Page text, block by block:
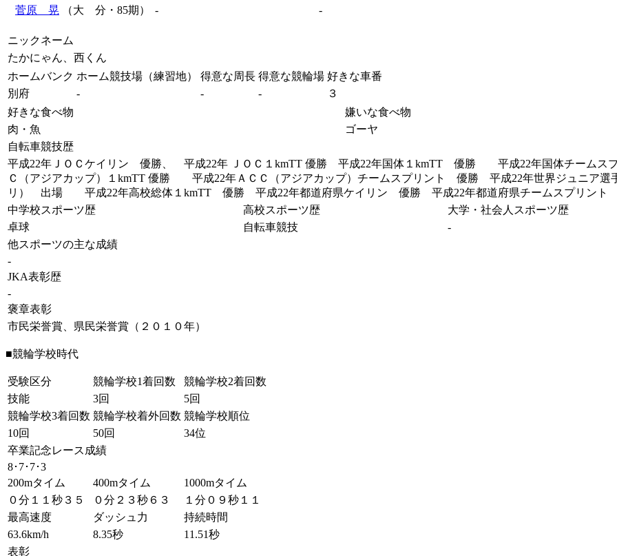
菅原 晃 （大 分・85期） - -
ニックネーム
たかにゃん、西くん
ホームバンク ホーム競技場（練習地） 得意な周長 得意な競輪場 好きな車番
別府
- - -
３
好きな食べ物
嫌いな食べ物
肉・魚
ゴーヤ
自転車競技歴
平成22年ＪＯＣケイリン 優勝、 平成22年 ＪＯＣ１kmTT 優勝 平成22年国体１kmTT 優勝 平成22年国体チームス
Ｃ（アジアカップ）１kmTT 優勝 平成22年ＡＣＣ（アジアカップ）チームスプリント 優勝 平成22年世界ジュニア選
リ） 出場 平成22年高校総体１kmTT 優勝 平成22年都道府県ケイリン 優勝 平成22年都道府県チームスプリント
中学校スポーツ歴
高校スポーツ歴
大学・社会人スポーツ歴
卓球
自転車競技
-
他スポーツの主な成績
-
JKA表彰歴
-
褒章表彰
市民栄誉賞、県民栄誉賞（２０１０年）
■競輪学校時代
受験区分 競輪学校1着回数
競輪学校2着回数
技能
3回
5回
競輪学校3着回数 競輪学校着外回数 競輪学校順位
10回
50回
34位
卒業記念レース成績
8･7･7･3
200mタイム
400mタイム
1000mタイム
０分１１秒３５
０分２３秒６３
１分０９秒１１
最高速度
ダッシュ力
持続時間
63.6km/h
8.35秒
11.51秒
表彰